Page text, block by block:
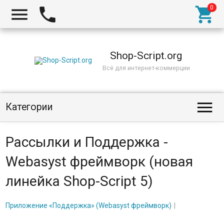
  
Shop-Script.org
Всё для интернет-коммерции
Категории 
Рассылки и Поддержка -
Webasyst фреймворк (новая
линейка Shop-Script 5)
Приложение «Поддержка» (Webasyst фреймворк)